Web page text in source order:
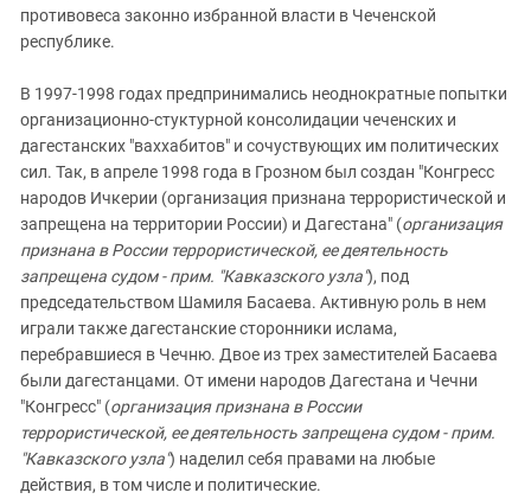
противовеса законно избранной власти в Чеченской
республике.
В 1997-1998 годах предпринимались неоднократные попытки
организационно-стуктурной консолидации чеченских и
дагестанских "ваххабитов" и сочуствующих им политических
сил. Так, в апреле 1998 года в Грозном был создан "Конгресс
народов Ичкерии (организация признана террористической и
запрещена на территории России) и Дагестана" (организация
признана в России террористической, ее деятельность
запрещена судом - прим. "Кавказского узла"), под
председательством Шамиля Басаева. Активную роль в нем
играли также дагестанские сторонники ислама,
перебравшиеся в Чечню. Двое из трех заместителей Басаева
были дагестанцами. От имени народов Дагестана и Чечни
"Конгресс" (организация признана в России
террористической, ее деятельность запрещена судом - прим.
"Кавказского узла") наделил себя правами на любые
действия, в том числе и политические.